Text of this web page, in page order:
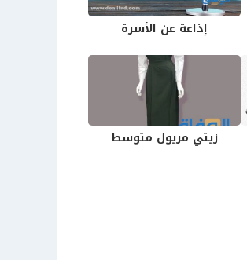
إذاعة عن الأسرة
زيتي مريول متوسط